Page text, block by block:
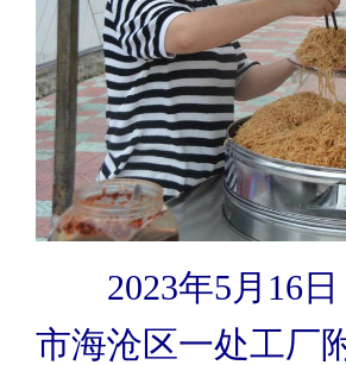
2023年5月16
市海沧区一处工厂